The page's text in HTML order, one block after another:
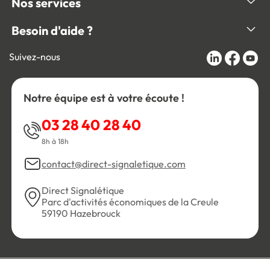
Besoin d'aide ?
Suivez-nous
Notre équipe est à votre écoute !
03 28 40 28 40
8h à 18h
contact@direct-signaletique.com
Direct Signalétique
Parc d'activités économiques de la Creule
59190 Hazebrouck